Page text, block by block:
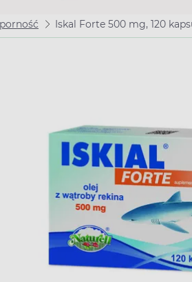
Iskal Forte 500 mg, 120